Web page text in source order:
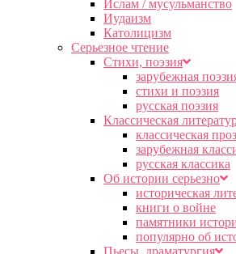
Ислам / мусульманство
Иудаизм
Католицизм
Серьезное чтение
Cтихи, поэзия
зарубежная
стихи и поэзия
русская поэзия
Классическая
классическая
зарубежная
русская классика
Об истории серьезно
историческая
книги о войне
памятники
популярно об
Пьесы, драматургия